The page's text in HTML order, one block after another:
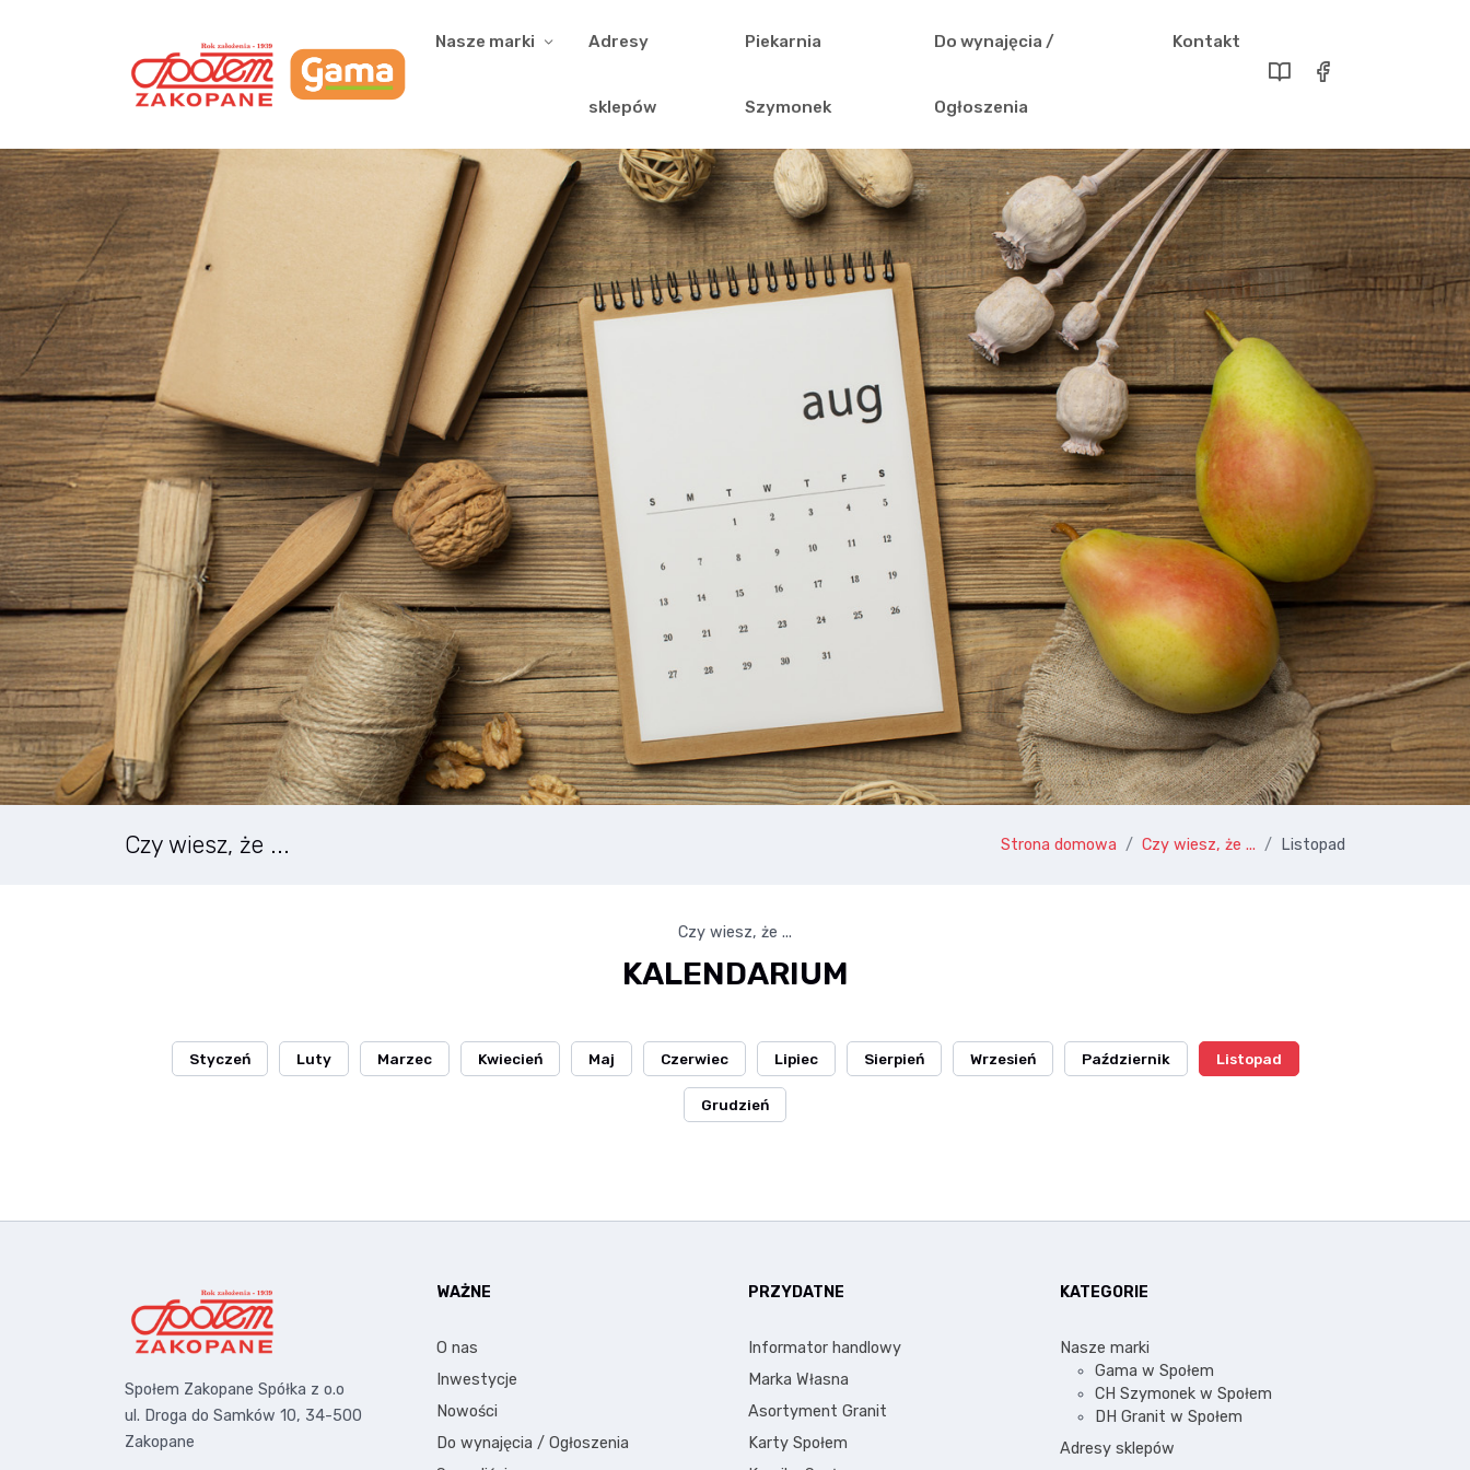
Nasze marki Adresy
sklepów
Piekarnia
Szymonek
Do wynajęcia /
Ogłoszenia
Kontakt
Czy wiesz, że ... Strona domowa Czy wiesz, że ... Listopad
Czy wiesz, że ...
KALENDARIUM
Styczeń Luty Marzec Kwiecień Maj Czerwiec Lipiec Sierpień Wrzesień Październik Listopad
Grudzień
Społem Zakopane Spółka z o.o
ul. Droga do Samków 10, 34-500
Zakopane
WAŻNE
O nas
Inwestycje
Nowości
Do wynajęcia / Ogłoszenia
PRZYDATNE
Informator handlowy
Marka Własna
Asortyment Granit
Karty Społem
KATEGORIE
Nasze marki
Gama w Społem
CH Szymonek w Społem
DH Granit w Społem
Adresy sklepów